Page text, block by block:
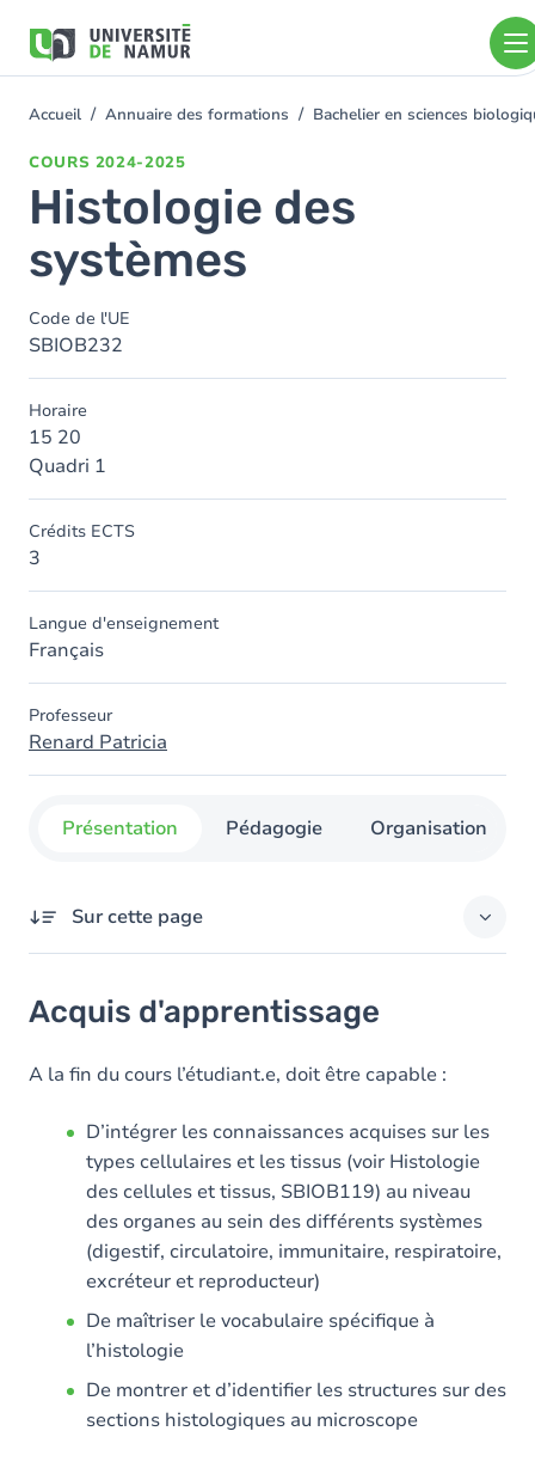
contenu
You
Accueil Annuaire des formations Bachelier en sciences
COURS 2024-2025
Histologie des
systèmes
Code de l'UE
SBIOB232
Horaire
15 20
Quadri 1
Crédits ECTS
3
Langue d'enseignement
Français
Professeur
Renard Patricia
Présentation Pédagogie Organisation
Sur cette page
Objectifs
Contenu
Table des matières
Exercices
Acquis d'apprentissage
A la fin du cours l’étudiant.e, doit être capable :
D’intégrer les connaissances acquises sur les
types cellulaires et les tissus (voir Histologie
des cellules et tissus, SBIOB119) au niveau
des organes au sein des différents systèmes
(digestif, circulatoire, immunitaire, respiratoire,
excréteur et reproducteur)
De maîtriser le vocabulaire spécifique à
l’histologie
De montrer et d’identifier les structures sur des
sections histologiques au microscope